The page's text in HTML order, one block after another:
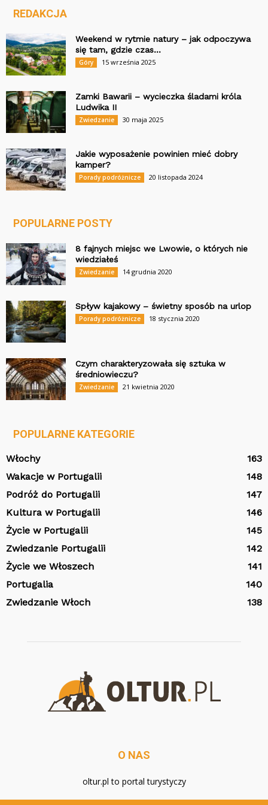
REDAKCJA
Weekend w rytmie natury – jak odpoczywa
się tam, gdzie czas...
Góry 15 września 2025
Zamki Bawarii – wycieczka śladami króla
Ludwika II
Zwiedzanie 30 maja 2025
Jakie wyposażenie powinien mieć dobry
kamper?
Porady podróżnicze 20 listopada 2024
POPULARNE POSTY
8 fajnych miejsc we Lwowie, o których nie
wiedziałeś
Zwiedzanie 14 grudnia 2020
Spływ kajakowy – świetny sposób na urlop
Porady podróżnicze 18 stycznia 2020
Czym charakteryzowała się sztuka w
średniowieczu?
Zwiedzanie 21 kwietnia 2020
POPULARNE KATEGORIE
Włochy
163
Wakacje w Portugalii
148
Podróż do Portugalii
147
Kultura w Portugalii
146
Życie w Portugalii
145
Zwiedzanie Portugalii
142
Życie we Włoszech
141
Portugalia
140
Zwiedzanie Włoch
138
O NAS
oltur.pl to portal turystyczy